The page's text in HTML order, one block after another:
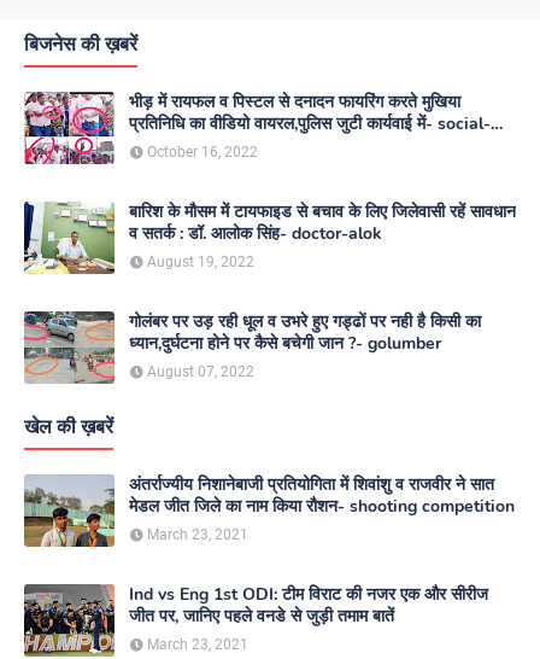
बिजनेस की ख़बरें
भीड़ में रायफल व पिस्टल से दनादन फायरिंग करते मुखिया
प्रतिनिधि का वीडियो वायरल,पुलिस जुटी कार्यवाई में- social-
media
October 16, 2022
बारिश के मौसम में टायफाइड से बचाव के लिए जिलेवासी रहें सावधान
व सतर्क : डॉ. आलोक सिंह- doctor-alok
August 19, 2022
गोलंबर पर उड़ रही धूल व उभरे हुए गड्ढों पर नही है किसी का
ध्यान,दुर्घटना होने पर कैसे बचेगी जान ?- golumber
August 07, 2022
खेल की ख़बरें
अंतर्राज्यीय निशानेबाजी प्रतियोगिता में शिवांशु व राजवीर ने सात
मेडल जीत जिले का नाम किया रौशन- shooting competition
March 23, 2021
Ind vs Eng 1st ODI: टीम विराट की नजर एक और सीरीज
जीत पर, जानिए पहले वनडे से जुड़ी तमाम बातें
March 23, 2021